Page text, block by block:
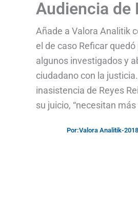
Audiencia de
Añade a Valora Analitik
el de caso Reficar
algunos investigados y
ciudadano con la
inasistencia de Reyes
su juicio, “necesitan
Por:Valora Analitik-